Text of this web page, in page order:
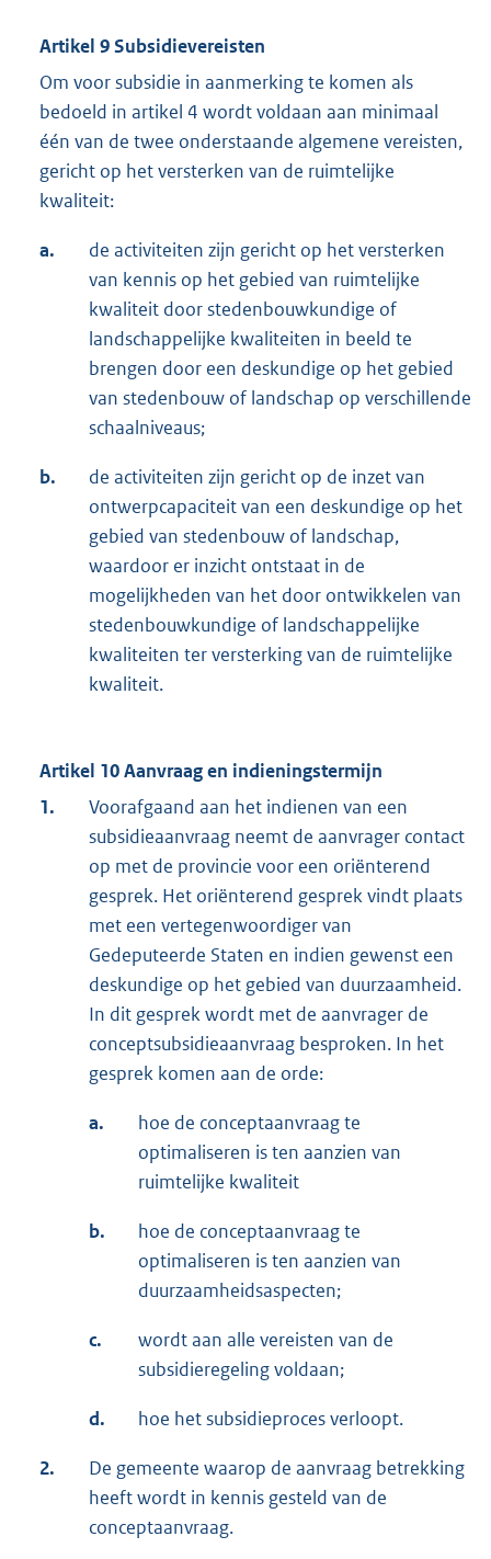
Artikel 9 Subsidievereisten
Om voor subsidie in aanmerking te komen als
bedoeld in artikel 4 wordt voldaan aan minimaal
één van de twee onderstaande algemene vereisten,
gericht op het versterken van de ruimtelijke
kwaliteit:
a.
de activiteiten zijn gericht op het versterken
van kennis op het gebied van ruimtelijke
kwaliteit door stedenbouwkundige of
landschappelijke kwaliteiten in beeld te
brengen door een deskundige op het gebied
van stedenbouw of landschap op verschillende
schaalniveaus;
b.
de activiteiten zijn gericht op de inzet van
ontwerpcapaciteit van een deskundige op het
gebied van stedenbouw of landschap,
waardoor er inzicht ontstaat in de
mogelijkheden van het door ontwikkelen van
stedenbouwkundige of landschappelijke
kwaliteiten ter versterking van de ruimtelijke
kwaliteit.
Artikel 10 Aanvraag en indieningstermijn
1.
Voorafgaand aan het indienen van een
subsidieaanvraag neemt de aanvrager contact
op met de provincie voor een oriënterend
gesprek. Het oriënterend gesprek vindt plaats
met een vertegenwoordiger van
Gedeputeerde Staten en indien gewenst een
deskundige op het gebied van duurzaamheid.
In dit gesprek wordt met de aanvrager de
conceptsubsidieaanvraag besproken. In het
gesprek komen aan de orde:
a.
hoe de conceptaanvraag te
optimaliseren is ten aanzien van
ruimtelijke kwaliteit
b.
hoe de conceptaanvraag te
optimaliseren is ten aanzien van
duurzaamheidsaspecten;
c.
wordt aan alle vereisten van de
subsidieregeling voldaan;
d. hoe het subsidieproces verloopt.
2.
De gemeente waarop de aanvraag betrekking
heeft wordt in kennis gesteld van de
conceptaanvraag.